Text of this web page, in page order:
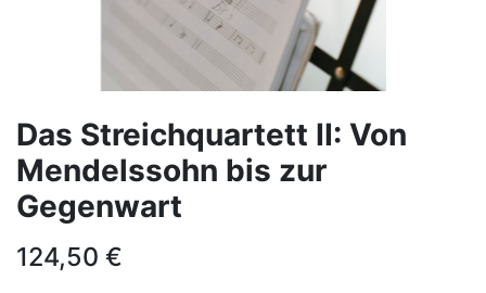
Das Streichquartett II: Von
Mendelssohn bis zur
Gegenwart
124,50 €